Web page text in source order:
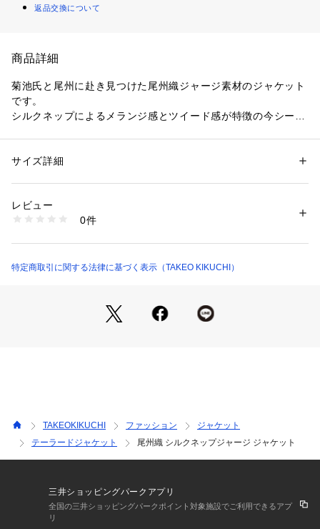
返品交換について
商品詳細
菊池氏と尾州に赴き見つけた尾州織ジャージ素材のジャケット
です。
シルクネップによるメランジ感とツイード感が特徴の今シーズ
【デザインポイント】
州の工場で仕上げ、シルクネップと呼ばれる糸を使用すること
でツイード見えのジャージ素材が上品な仕上がりに完成しまし
この2Bジャケットの特徴は、
・軽やかに、着れる着用感
・ジャージファブリックによる全体的にソフトな仕上がり感
チーフなどで胸元の印象に華やかさを持たせたセットアップス
タイリングがおすすめです。
【仕様】
・ポケット数：胸×1 横×2 内側×4
性別：メンズ
素材：表地: 毛44％ ポリエステル32％ ナイロン14％ シルク10％ 裏地: ポ
生産国：日本製
1095800004553
サイズ詳細
レビュー
0件
特定商取引に関する法律に基づく表示（TAKEO KIKUCHI）
TAKEOKIKUCHI ファッション
ジャケット
テーラードジャケット
尾州織 シルクネップジャージ ジャケット
三井ショッピングパークアプリ
全国の三井ショッピングパークポイント対象施設でご利用できるアプ
リ